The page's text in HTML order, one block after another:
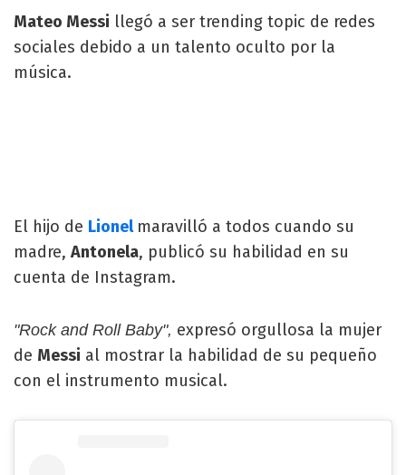
Mateo Messi llegó a ser trending topic de redes
sociales debido a un talento oculto por la
música.
El hijo de Lionel maravilló a todos cuando su
madre, Antonela, publicó su habilidad en su
cuenta de Instagram.
"Rock and Roll Baby", expresó orgullosa la mujer
de Messi al mostrar la habilidad de su pequeño
con el instrumento musical.